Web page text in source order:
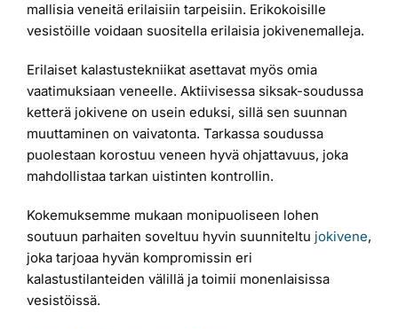
mallisia veneitä erilaisiin tarpeisiin. Erikokoisille
vesistöille voidaan suositella erilaisia jokivenemalleja.
Erilaiset kalastustekniikat asettavat myös omia
vaatimuksiaan veneelle. Aktiivisessa siksak-soudussa
ketterä jokivene on usein eduksi, sillä sen suunnan
muuttaminen on vaivatonta. Tarkassa soudussa
puolestaan korostuu veneen hyvä ohjattavuus, joka
mahdollistaa tarkan uistinten kontrollin.
Kokemuksemme mukaan monipuoliseen lohen
soutuun parhaiten soveltuu hyvin suunniteltu jokivene,
joka tarjoaa hyvän kompromissin eri
kalastustilanteiden välillä ja toimii monenlaisissa
vesistöissä.